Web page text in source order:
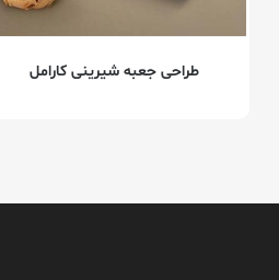
طراحی جعبه شیرینی کارامل